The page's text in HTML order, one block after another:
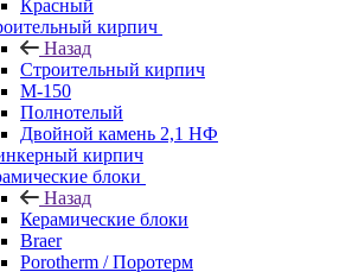
Красный
кирпич
Назад
Строительный кирпич
М-150
Полнотелый
Двойной камень 2,1 НФ
кирпич
блоки
Назад
Керамические блоки
Braer
Porotherm / Поротерм